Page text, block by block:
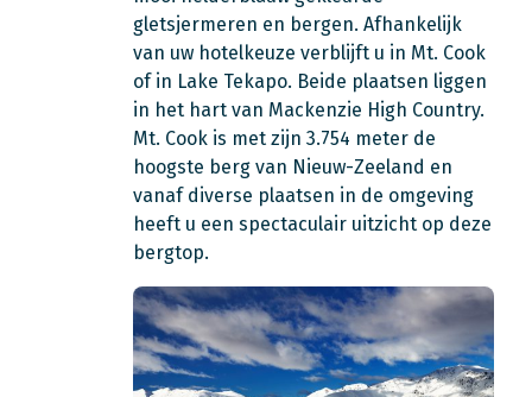
gletsjermeren en bergen. Afhankelijk
van uw hotelkeuze verblijft u in Mt. Cook
of in Lake Tekapo. Beide plaatsen liggen
in het hart van Mackenzie High Country.
Mt. Cook is met zijn 3.754 meter de
hoogste berg van Nieuw-Zeeland en
vanaf diverse plaatsen in de omgeving
heeft u een spectaculair uitzicht op deze
bergtop.